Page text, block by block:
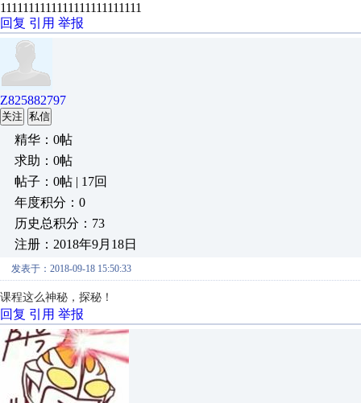
1111111111111111111111111
回复 引用 举报
Z825882797
关注 私信
精华：0帖
求助：0帖
帖子：0帖 | 17回
年度积分：0
历史总积分：73
注册：2018年9月18日
发表于：2018-09-18 15:50:33
课程这么神秘，探秘！
回复 引用 举报